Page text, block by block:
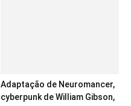
Adaptação de Neuromancer,
cyberpunk de William Gibson,